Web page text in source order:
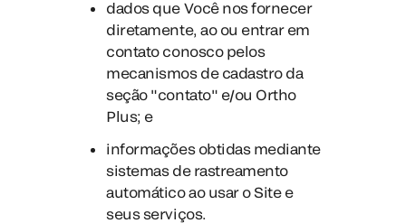
dados que Você nos fornecer
diretamente, ao ou entrar em
contato conosco pelos
mecanismos de cadastro da
seção "contato" e/ou Ortho
Plus; e
informações obtidas mediante
sistemas de rastreamento
automático ao usar o Site e
seus serviços.